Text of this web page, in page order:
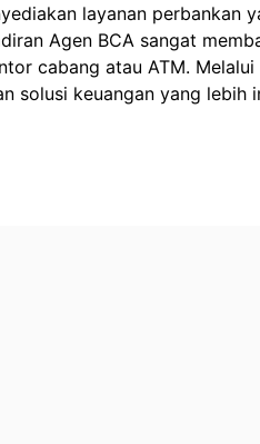
layanan perbankan
Agen BCA sangat
cabang atau ATM.
solusi keuangan yang lebih